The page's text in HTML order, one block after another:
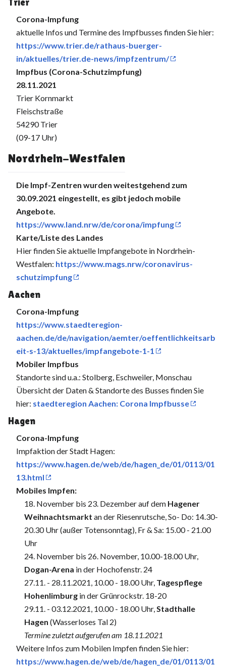
Corona-Impfung
aktuelle Infos und Termine des Impfbusses finden Sie hier:
https://www.trier.de/rathaus-buerger-
in/aktuelles/trier.de-news/impfzentrum/
Impfbus (Corona-Schutzimpfung)
28.11.2021
Trier Kornmarkt
Fleischstraße
54290 Trier
(09-17 Uhr)
Nordrhein-Westfalen
Die Impf-Zentren wurden weitestgehend zum
30.09.2021 eingestellt, es gibt jedoch mobile
Angebote.
https://www.land.nrw/de/corona/impfung
Karte/Liste des Landes
Hier finden Sie aktuelle Impfangebote in Nordrhein-
Westfalen: https://www.mags.nrw/coronavirus-
schutzimpfung
Aachen
Corona-Impfung
https://www.staedteregion-
aachen.de/de/navigation/aemter/oeffentlichkeitsarb
eit-s-13/aktuelles/impfangebote-1-1
Mobiler Impfbus
Standorte sind u.a.: Stolberg, Eschweiler, Monschau
Übersicht der Daten & Standorte des Busses finden Sie
hier: staedteregion Aachen: Corona Impfbusse
Hagen
Corona-Impfung
Impfaktion der Stadt Hagen:
https://www.hagen.de/web/de/hagen_de/01/0113/01
13.html
Mobiles Impfen:
18. November bis 23. Dezember auf dem Hagener
Weihnachtsmarkt an der Riesenrutsche, So- Do: 14.30-
20.30 Uhr (außer Totensonntag), Fr & Sa: 15.00 - 21.00
Uhr
24. November bis 26. November, 10.00-18.00 Uhr,
Dogan-Arena in der Hochofenstr. 24
27.11. - 28.11.2021, 10.00 - 18.00 Uhr, Tagespflege
Hohenlimburg in der Grünrockstr. 18-20
29.11. - 03.12.2021, 10.00 - 18.00 Uhr,Stadthalle
Hagen (Wasserloses Tal 2)
Termine zuletzt aufgerufen am 18.11.2021
Weitere Infos zum Mobilen Impfen finden Sie hier:
https://www.hagen.de/web/de/hagen_de/01/0113/01